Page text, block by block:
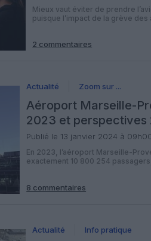
Mieux vaut éviter de prendre
puisque l’impact de la grève
de 75 % des vols à l’aéroport
ceux de Roissy et de Marseille-
2 commentaires
Actualité Zoom sur ...
Aéroport Marseille-
2023 et perspectives
Publié le 13 janvier 2024 à
En 2023, l’aéroport Marseille-
exactement 10 800 254
2022. Une année record en
contrario, un nombre de vols
d’avions) en léger recul (-0,7 %
8 commentaires
Actualité Info pratique